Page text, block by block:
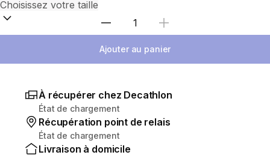
Sélectionnez la quantité
Ajouter au panier
À récupérer chez Decathlon
État de chargement
Récupération point de relais
État de chargement
Livraison à domicile